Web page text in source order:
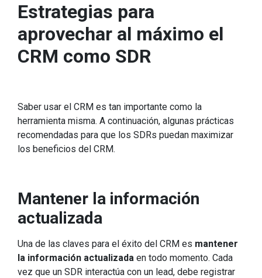
Estrategias para
aprovechar al máximo el
CRM como SDR
Saber usar el CRM es tan importante como la
herramienta misma. A continuación, algunas prácticas
recomendadas para que los SDRs puedan maximizar
los beneficios del CRM.
Mantener la información
actualizada
Una de las claves para el éxito del CRM es mantener
la información actualizada en todo momento. Cada
vez que un SDR interactúa con un lead, debe registrar